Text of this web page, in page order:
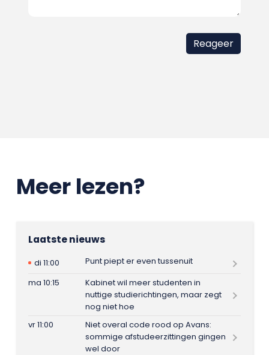
Meer lezen?
Laatste nieuws
di 11:00
Punt piept er even tussenuit
ma 10:15
Kabinet wil meer studenten in
nuttige studierichtingen, maar zegt
nog niet hoe
vr 11:00
Niet overal code rood op Avans:
sommige afstudeerzittingen gingen
wel door